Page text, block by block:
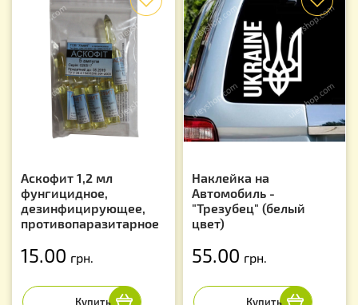
Аскофит 1,2 мл
фунгицидное,
дезинфицирующее,
противопаразитарное
15.00 грн.
Наклейка на
Автомобиль -
"Трезубец" (белый
цвет)
55.00 грн.